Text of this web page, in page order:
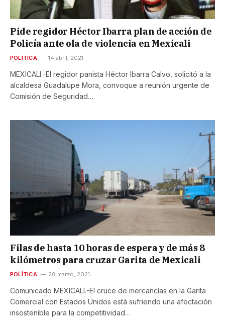
Pide regidor Héctor Ibarra plan de acción de
Policía ante ola de violencia en Mexicali
POLÍTICA 14 abril, 2021
MEXICALI.-El regidor panista Héctor Ibarra Calvo, solicitó a la
alcaldesa Guadalupe Mora, convoque a reunión urgente de
Comisión de Seguridad…
Filas de hasta 10 horas de espera y de más 8
kilómetros para cruzar Garita de Mexicali
POLÍTICA 28 marzo, 2021
Comunicado MEXICALI.-El cruce de mercancías en la Garita
Comercial con Estados Unidos está sufriendo una afectación
insostenible para la competitividad…